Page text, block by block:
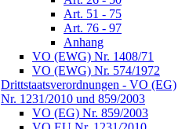
Art. 51 - 75
Art. 76 - 97
Anhang
VO (EWG) Nr. 1408/71
VO (EWG) Nr. 574/1972
Drittstaatsverordnungen - VO (EG)
Nr. 1231/2010 und 859/2003
VO (EG) Nr. 859/2003